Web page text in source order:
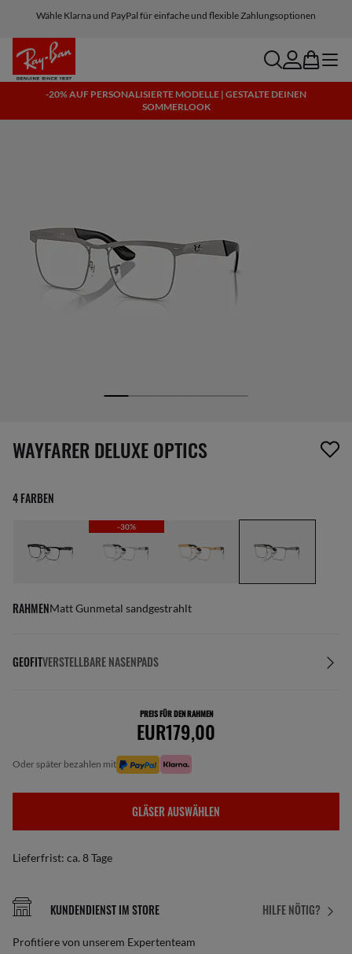
Wähle Klarna und PayPal für einfache und flexible Zahlungsoptionen
searchaccount
bag menu
-20% AUF PERSONALISIERTE MODELLE | GESTALTE DEINEN
SOMMERLOOK
1 Artikel wurde von deiner Wunschliste entfernt
WAYFARER DELUXE OPTICS
4 FARBEN
-30%
RAHMENMatt Gunmetal sandgestrahlt
GEOFITVERSTELLBARE NASENPADS
PREIS FÜR DEN RAHMEN
EUR179,00
oder später bezahlen mit
GLÄSER AUSWÄHLEN
Lieferfrist: ca. 8 Tage
HILFE NÖTIG?
KUNDENDIENST IM STORE
Profitiere von unserem Expertenteam